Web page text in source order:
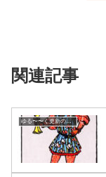
関連記事
ゆる〜〜く更新の日めくり